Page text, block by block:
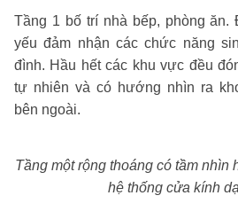
Tầng 1 bố trí nhà bếp, phòng ăn.
yếu đảm nhận các chức năng
đình. Hầu hết các khu vực đều
tự nhiên và có hướng nhìn ra
bên ngoài.
Tầng một rộng thoáng có tầm
hệ thống cửa kính